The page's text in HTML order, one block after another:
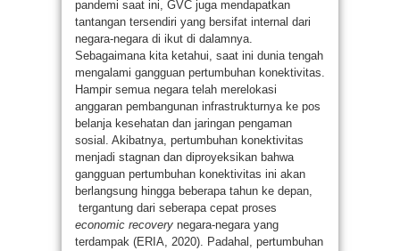
pandemi saat ini, GVC juga mendapatkan
tantangan tersendiri yang bersifat internal dari
negara-negara di ikut di dalamnya.
Sebagaimana kita ketahui, saat ini dunia tengah
mengalami gangguan pertumbuhan konektivitas.
Hampir semua negara telah merelokasi
anggaran pembangunan infrastrukturnya ke pos
belanja kesehatan dan jaringan pengaman
sosial. Akibatnya, pertumbuhan konektivitas
menjadi stagnan dan diproyeksikan bahwa
gangguan pertumbuhan konektivitas ini akan
berlangsung hingga beberapa tahun ke depan,
tergantung dari seberapa cepat proses
economic recovery negara-negara yang
terdampak (ERIA, 2020). Padahal, pertumbuhan